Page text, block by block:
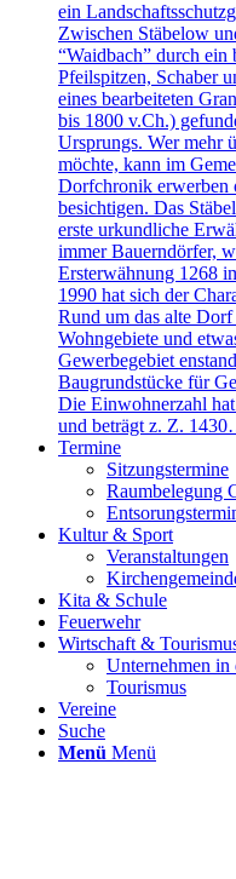
ein
Zwischen Stäbelow
“Waidbach” durch ein
Pfeilspitzen, Schaber
eines bearbeiteten
bis 1800 v.Ch.)
Ursprungs. Wer mehr
möchte, kann im
Dorfchronik erwerben
besichtigen. Das
erste urkundliche
immer Bauerndörfer,
Ersterwähnung 1268
1990 hat sich der
Rund um das alte
Wohngebiete und
Gewerbegebiet
Baugrundstücke für
Die Einwohnerzahl
und beträgt z. Z.
Termine
Sitzungstermine
Raumbelegung
Kultur & Sport
Veranstaltungen
Kita & Schule
Feuerwehr
Wirtschaft &
Unternehmen in
Tourismus
Vereine
Suche
Menü Menü